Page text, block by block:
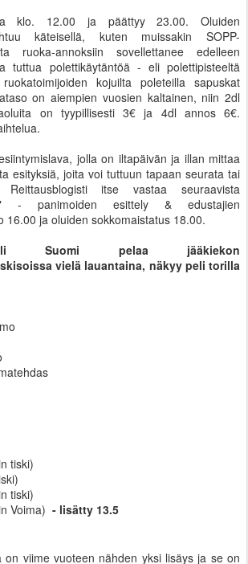
klo. 12.00 ja päättyy 23.00. Oluiden
käteisellä, kuten muissakin SOPP-
ruoka-annoksiin sovellettanee edelleen
tuttua polettikäytäntöä - eli polettipisteeltä
kojuilta poleteilla sapuskat
on aiempien vuosien kaltainen, niin 2dl
on tyypillisesti 3€ ja 4dl annos 6€.
jolla on iltapäivän ja illan mittaa
esityksiä, joita voi tuttuun tapaan seurata tai
itse vastaa seuraavista
- panimoiden esittely & edustajien
16.00 ja oluiden sokkomaistatus 18.00.
Suomi pelaa jääkiekon
vielä lauantaina, näkyy peli torilla
tiski)
tiski)
Voima) - lisätty 13.5
on viime vuoteen nähden yksi lisäys ja se on